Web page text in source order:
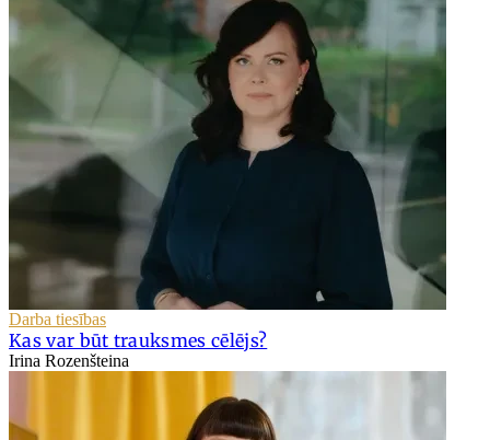
Darba tiesības
Kas var būt trauksmes cēlējs?
Irina Rozenšteina